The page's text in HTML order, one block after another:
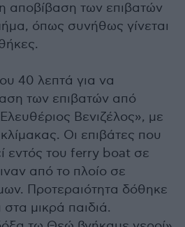
αποβίβαση των επιβατών
όπως συνήθως γίνεται
40 λεπτά για να
των επιβατών από
Βενιζέλος», με
Οι επιβάτες που
εντός του ferry boat σε
από το πλοίο σε
Προτεραιότητα δόθηκε
μικρά παιδιά.